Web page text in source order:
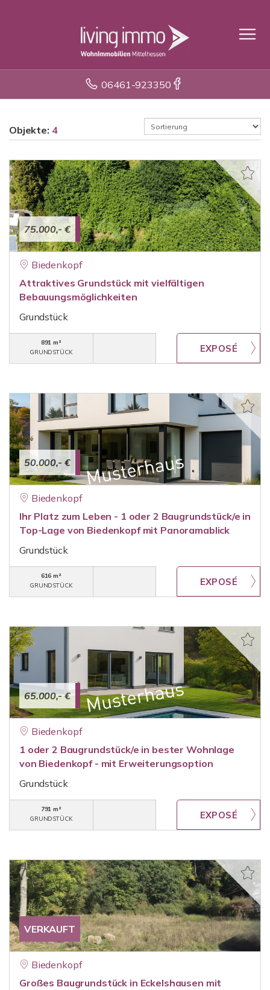
06461-923350
Objekte: 4
75.000,- €
Biedenkopf
Attraktives Grundstück mit vielfältigen
Bebauungsmöglichkeiten
Grundstück
891 m²
GRUNDSTÜCK
50.000,- €
Biedenkopf
Ihr Platz zum Leben - 1 oder 2 Baugrundstück/e in
Top-Lage von Biedenkopf mit Panoramablick
Grundstück
616 m²
GRUNDSTÜCK
65.000,- €
Biedenkopf
1 oder 2 Baugrundstück/e in bester Wohnlage
von Biedenkopf - mit Erweiterungsoption
Grundstück
791 m²
GRUNDSTÜCK
VERKAUFT
Biedenkopf
Großes Baugrundstück in Eckelshausen mit